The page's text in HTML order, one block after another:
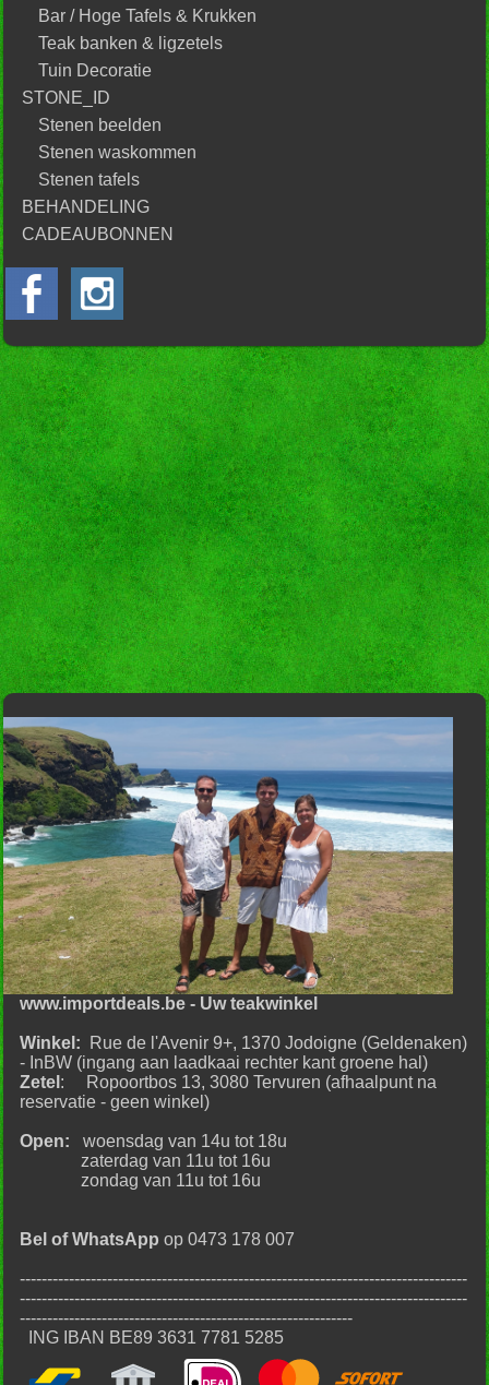
Bar / Hoge Tafels & Krukken
Teak banken & ligzetels
Tuin Decoratie
STONE_ID
Stenen beelden
Stenen waskommen
Stenen tafels
BEHANDELING
CADEAUBONNEN
www.importdeals.be - Uw teakwinkel
Winkel: Rue de l'Avenir 9+, 1370 Jodoigne (Geldenaken)
- InBW (ingang aan laadkaai rechter kant groene hal)
Zetel : Ropoortbos 13, 3080 Tervuren (afhaalpunt na
reservatie - geen winkel)
Open: woensdag van 14u tot 18u
zaterdag van 11u tot 16u
zondag van 11u tot 16u
Bel of WhatsApp op 0473 178 007
----------------------------------------------------------------------------------
----------------------------------------------------------------------------------
-------------------------------------------------------------
ING IBAN BE89 3631 7781 5285